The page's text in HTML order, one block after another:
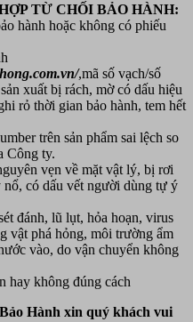
TỪ CHỐI BẢO HÀNH:
hành hoặc không có phiếu
,mã số vạch/số
xuất bị rách, mờ có dấu hiệu
rỏ thời gian bảo hành, tem hết
trên sản phẩm sai lệch so
Công ty.
vẹn về mặt vật lý, bị rơi
có dấu vết người dùng tự ý
đánh, lũ lụt, hỏa hoạn, virus
vật phá hỏng, môi trường ẩm
vào, do vận chuyển không
hay không đúng cách
Hành xin quý khách vui